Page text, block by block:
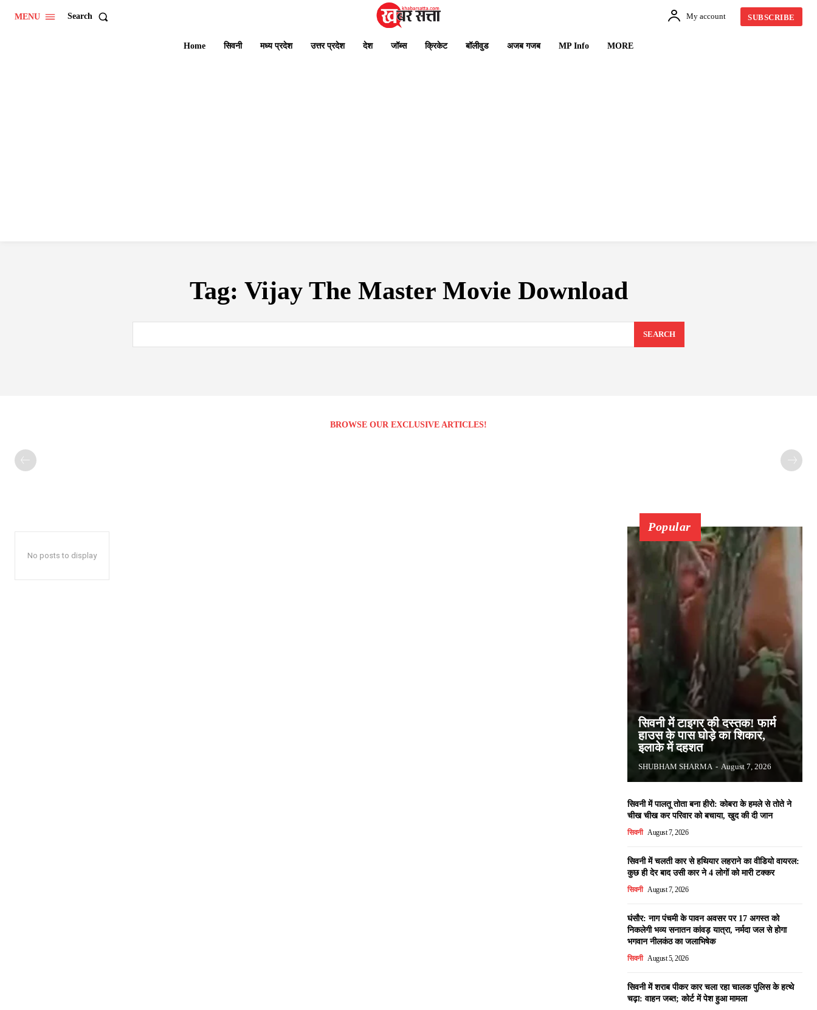
MENU Search My account SUBSCRIBE
Home सिवनी मध्य प्रदेश उत्तर प्रदेश देश जॉब्स क्रिकेट बॉलीवुड अजब गजब MP Info MORE
Tag: Vijay The Master Movie Download
SEARCH
BROWSE OUR EXCLUSIVE ARTICLES!
No posts to display
Popular
सिवनी में टाइगर की दस्तक! फार्म
हाउस के पास घोड़े का शिकार,
इलाके में दहशत
SHUBHAM SHARMA - August 7, 2026
सिवनी में पालतू तोता बना हीरो: कोबरा के हमले से तोते ने
चीख चीख कर परिवार को बचाया, खुद की दी जान
सिवनी August 7, 2026
सिवनी में चलती कार से हथियार लहराने का वीडियो वायरल:
कुछ ही देर बाद उसी कार ने 4 लोगों को मारी टक्कर
सिवनी August 7, 2026
घंसौर: नाग पंचमी के पावन अवसर पर 17 अगस्त को
निकलेगी भव्य सनातन कांवड़ यात्रा, नर्मदा जल से होगा
भगवान नीलकंठ का जलाभिषेक
सिवनी August 5, 2026
सिवनी में शराब पीकर कार चला रहा चालक पुलिस के हत्थे
चढ़ा: वाहन जब्त; कोर्ट में पेश हुआ मामला